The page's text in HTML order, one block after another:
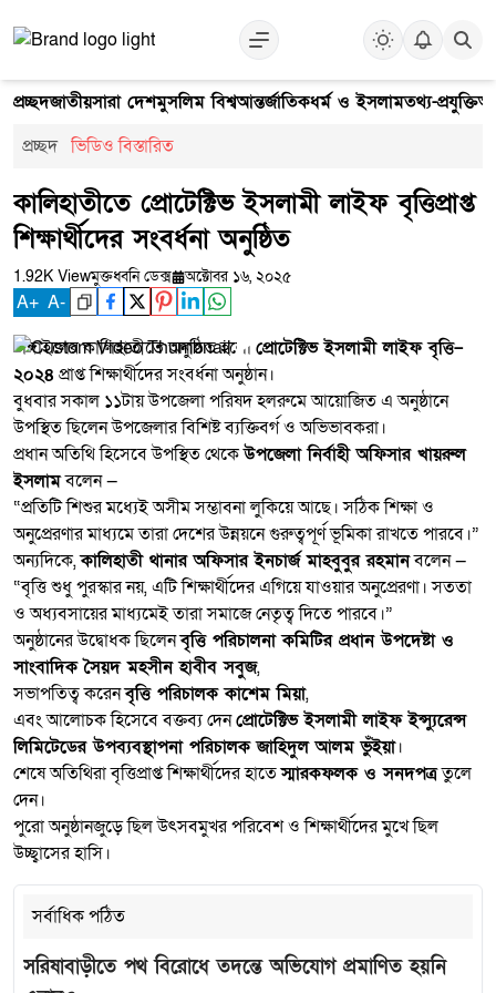
প্রচ্ছদজাতীয়সারা দেশমুসলিম বিশ্বআন্তর্জাতিকধর্ম ও ইসলামতথ্য-প্রযুক্তি
প্রচ্ছদ ভিডিও বিস্তারিত
কালিহাতীতে প্রোটেক্টিভ ইসলামী লাইফ বৃত্তিপ্রাপ্ত
শিক্ষার্থীদের সংবর্ধনা অনুষ্ঠিত
1.92K Viewমুক্তধ্বনি ডেক্স অক্টোবর ১৬, ২০২৫
A+ A-
টাঙ্গাইলের কালিহাতীতে অনুষ্ঠিত হলো প্রোটেক্টিভ ইসলামী লাইফ বৃত্তি–
২০২৪ প্রাপ্ত শিক্ষার্থীদের সংবর্ধনা অনুষ্ঠান।
বুধবার সকাল ১১টায় উপজেলা পরিষদ হলরুমে আয়োজিত এ অনুষ্ঠানে
উপস্থিত ছিলেন উপজেলার বিশিষ্ট ব্যক্তিবর্গ ও অভিভাবকরা।
প্রধান অতিথি হিসেবে উপস্থিত থেকেউপজেলা নির্বাহী অফিসার খায়রুল
ইসলামবলেন —
“প্রতিটি শিশুর মধ্যেই অসীম সম্ভাবনা লুকিয়ে আছে। সঠিক শিক্ষা ও
অনুপ্রেরণার মাধ্যমে তারা দেশের উন্নয়নে গুরুত্বপূর্ণ ভূমিকা রাখতে পারবে।”
অন্যদিকে,কালিহাতী থানার অফিসার ইনচার্জ মাহবুবুর রহমানবলেন —
“বৃত্তি শুধু পুরস্কার নয়, এটি শিক্ষার্থীদের এগিয়ে যাওয়ার অনুপ্রেরণা। সততা
ও অধ্যবসায়ের মাধ্যমেই তারা সমাজে নেতৃত্ব দিতে পারবে।”
অনুষ্ঠানের উদ্বোধক ছিলেনবৃত্তি পরিচালনা কমিটির প্রধান উপদেষ্টা ও
সাংবাদিক সৈয়দ মহসীন হাবীব সবুজ,
সভাপতিত্ব করেনবৃত্তি পরিচালক কাশেম মিয়া,
এবং আলোচক হিসেবে বক্তব্য দেনপ্রোটেক্টিভ ইসলামী লাইফ ইন্স্যুরেন্স
লিমিটেডের উপব্যবস্থাপনা পরিচালক জাহিদুল আলম ভুঁইয়া।
শেষে অতিথিরা বৃত্তিপ্রাপ্ত শিক্ষার্থীদের হাতেস্মারকফলক ও সনদপত্রতুলে
দেন।
পুরো অনুষ্ঠানজুড়ে ছিল উৎসবমুখর পরিবেশ ও শিক্ষার্থীদের মুখে ছিল
উচ্ছ্বাসের হাসি।
সর্বাধিক পঠিত
সরিষাবাড়ীতে পথ বিরোধে তদন্তে অভিযোগ প্রমাণিত হয়নি